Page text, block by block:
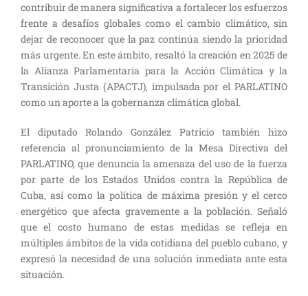
contribuir de manera significativa a fortalecer los esfuerzos
frente a desafíos globales como el cambio climático, sin
dejar de reconocer que la paz continúa siendo la prioridad
más urgente. En este ámbito, resaltó la creación en 2025 de
la Alianza Parlamentaria para la Acción Climática y la
Transición Justa (APACTJ), impulsada por el PARLATINO
como un aporte a la gobernanza climática global.
El diputado Rolando González Patricio también hizo
referencia al pronunciamiento de la Mesa Directiva del
PARLATINO, que denuncia la amenaza del uso de la fuerza
por parte de los Estados Unidos contra la República de
Cuba, así como la política de máxima presión y el cerco
energético que afecta gravemente a la población. Señaló
que el costo humano de estas medidas se refleja en
múltiples ámbitos de la vida cotidiana del pueblo cubano, y
expresó la necesidad de una solución inmediata ante esta
situación.